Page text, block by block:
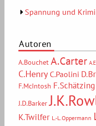
Spannung und Krimi
Autoren
A.Bouchet A.Carter
C.Henry C.Paolini
F.McIntosh F.Schätzing
J.D.Barker
K.Twilfer L.-L.Oppermann